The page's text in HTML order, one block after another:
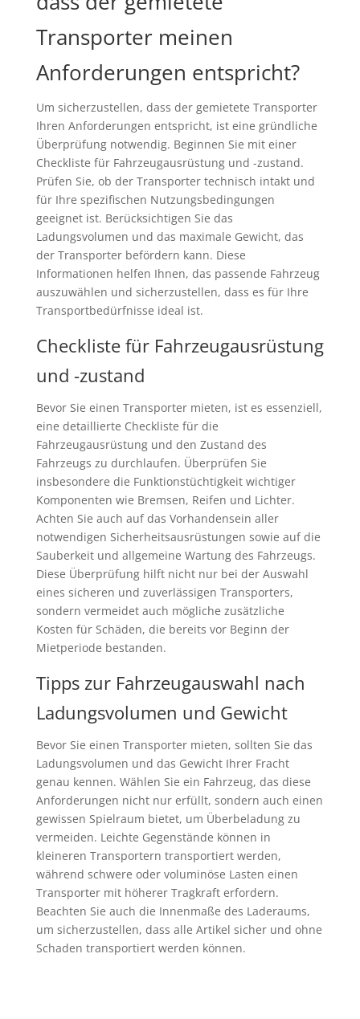
Transporter meinen
Anforderungen entspricht?
Um sicherzustellen, dass der gemietete Transporter
Ihren Anforderungen entspricht, ist eine gründliche
Überprüfung notwendig. Beginnen Sie mit einer
Checkliste für Fahrzeugausrüstung und -zustand.
Prüfen Sie, ob der Transporter technisch intakt und
für Ihre spezifischen Nutzungsbedingungen
geeignet ist. Berücksichtigen Sie das
Ladungsvolumen und das maximale Gewicht, das
der Transporter befördern kann. Diese
Informationen helfen Ihnen, das passende Fahrzeug
auszuwählen und sicherzustellen, dass es für Ihre
Transportbedürfnisse ideal ist.
Checkliste für Fahrzeugausrüstung
und -zustand
Bevor Sie einen Transporter mieten, ist es essenziell,
eine detaillierte Checkliste für die
Fahrzeugausrüstung und den Zustand des
Fahrzeugs zu durchlaufen. Überprüfen Sie
insbesondere die Funktionstüchtigkeit wichtiger
Komponenten wie Bremsen, Reifen und Lichter.
Achten Sie auch auf das Vorhandensein aller
notwendigen Sicherheitsausrüstungen sowie auf die
Sauberkeit und allgemeine Wartung des Fahrzeugs.
Diese Überprüfung hilft nicht nur bei der Auswahl
eines sicheren und zuverlässigen Transporters,
sondern vermeidet auch mögliche zusätzliche
Kosten für Schäden, die bereits vor Beginn der
Mietperiode bestanden.
Tipps zur Fahrzeugauswahl nach
Ladungsvolumen und Gewicht
Bevor Sie einen Transporter mieten, sollten Sie das
Ladungsvolumen und das Gewicht Ihrer Fracht
genau kennen. Wählen Sie ein Fahrzeug, das diese
Anforderungen nicht nur erfüllt, sondern auch einen
gewissen Spielraum bietet, um Überbeladung zu
vermeiden. Leichte Gegenstände können in
kleineren Transportern transportiert werden,
während schwere oder voluminöse Lasten einen
Transporter mit höherer Tragkraft erfordern.
Beachten Sie auch die Innenmaße des Laderaums,
um sicherzustellen, dass alle Artikel sicher und ohne
Schaden transportiert werden können.